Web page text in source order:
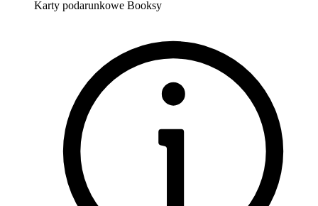
Karty podarunkowe Booksy